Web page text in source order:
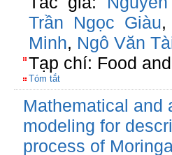
Trần Ngọc Giàu
Minh, Ngô Văn
Tạp chí: Food
Tóm tắt
Mathematical and
modeling for
process of